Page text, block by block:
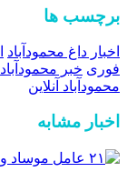
برچسب ها
اخبار داغ محمودآباد
فوری خبر محمودآباد
محمودآباد آنلاین
اخبار مشابه